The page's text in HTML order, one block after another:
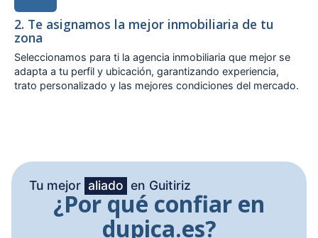
2. Te asignamos la mejor inmobiliaria de tu
zona
Seleccionamos para ti la agencia inmobiliaria que mejor se
adapta a tu perfil y ubicación, garantizando experiencia,
trato personalizado y las mejores condiciones del mercado.
Tu mejor aliado en Guitiriz
¿Por qué confiar en
dupica.es?